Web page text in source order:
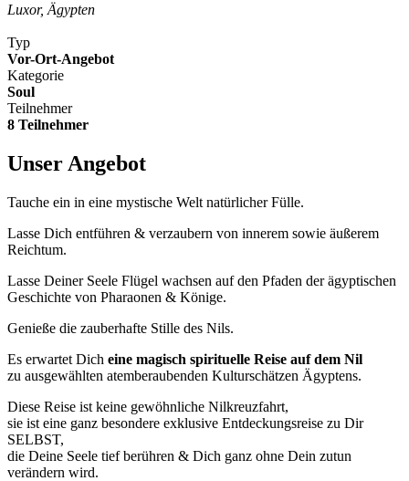
Luxor, Ägypten
Typ
Vor-Ort-Angebot
Kategorie
Soul
Teilnehmer
8 Teilnehmer
Unser Angebot
Tauche ein in eine mystische Welt natürlicher Fülle.
Lasse Dich entführen & verzaubern von innerem sowie äußerem
Reichtum.
Lasse Deiner Seele Flügel wachsen auf den Pfaden der ägyptischen
Geschichte von Pharaonen & Könige.
Genieße die zauberhafte Stille des Nils.
Es erwartet Dich eine magisch spirituelle Reise auf dem Nil
zu ausgewählten atemberaubenden Kulturschätzen Ägyptens.
Diese Reise ist keine gewöhnliche Nilkreuzfahrt,
sie ist eine ganz besondere exklusive Entdeckungsreise zu Dir
SELBST,
die Deine Seele tief berühren & Dich ganz ohne Dein zutun
verändern wird.